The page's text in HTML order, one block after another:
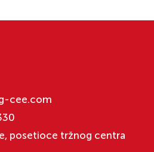
cee.com
posetioce tržnog centra